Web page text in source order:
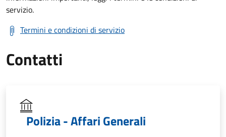
servizio.
Termini e condizioni di servizio
Contatti
Polizia - Affari Generali